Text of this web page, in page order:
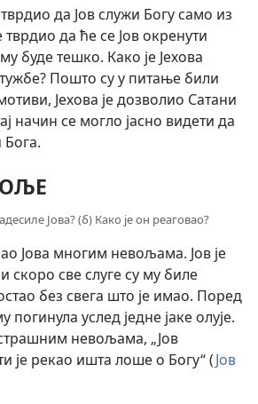
да Јов служи Богу само из
тврдио да ће се Јов окренути
буде тешко. Како је Јехова
Пошто су у питање били
Јехова је дозволио Сатани
начин се могло јасно видети да
Бога.
Јова? (б) Како је он реаговао?
Јова многим невољама. Јов је
скоро све слуге су му биле
без свега што је имао. Поред
погинула услед једне јаке олује.
невољама, „Јов
је рекао ишта лоше о Богу“ (Јов